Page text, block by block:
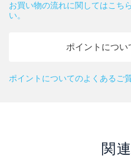
お買い物の流れに関してはこち
い。
ポイントについ
ポイントについてのよくあるご
関